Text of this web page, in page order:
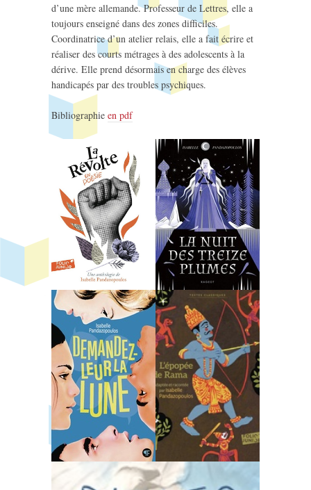
d’une mère allemande. Professeur de Lettres, elle a
toujours enseigné dans des zones difficiles.
Coordinatrice d’un atelier relais, elle a fait écrire et
réaliser des courts métrages à des adolescents à la
dérive. Elle prend désormais en charge des élèves
handicapés par des troubles psychiques.
Bibliographie en pdf